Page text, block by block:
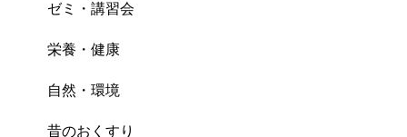
ゼミ・講習会
栄養・健康
自然・環境
昔のおくすり